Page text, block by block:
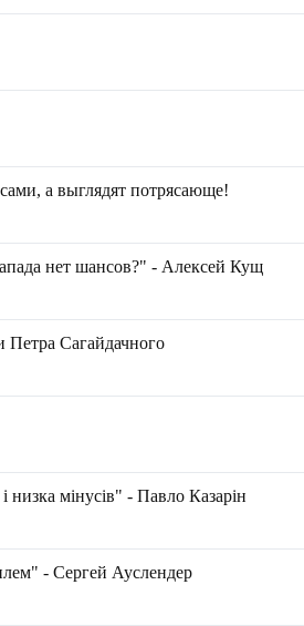
а выглядят потрясающе!
нет шансов?" - Алексей Кущ
Петра Сагайдачного
низка мінусів" - Павло Казарін
- Сергей Ауслендер